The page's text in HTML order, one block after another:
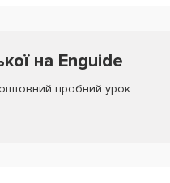
на Enguide
пробний урок